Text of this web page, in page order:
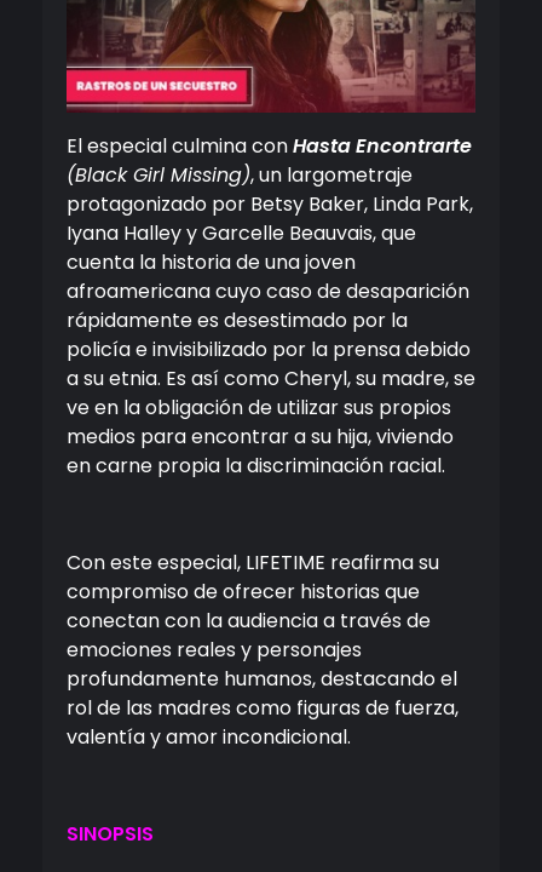
El especial culmina conHasta Encontrarte
(Black Girl Missing), un largometraje
protagonizado por Betsy Baker, Linda Park,
Iyana Halley y Garcelle Beauvais, que
cuenta la historia de una joven
afroamericana cuyo caso de desaparición
rápidamente es desestimado por la
policía e invisibilizado por la prensa debido
a su etnia. Es así como Cheryl, su madre, se
ve en la obligación de utilizar sus propios
medios para encontrar a su hija, viviendo
en carne propia la discriminación racial.
Con este especial, LIFETIME reafirma su
compromiso de ofrecer historias que
conectan con la audiencia a través de
emociones reales y personajes
profundamente humanos, destacando el
rol de las madres como figuras de fuerza,
valentía y amor incondicional.
SINOPSIS